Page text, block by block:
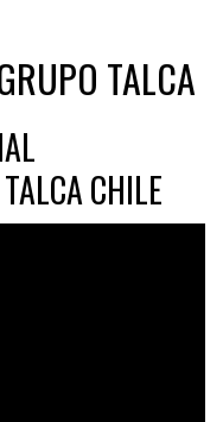
TALCA
CHILE